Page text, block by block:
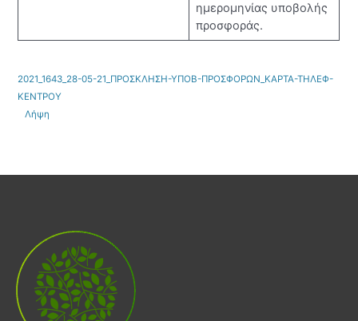
ημερομηνίας υποβολής
προσφοράς.
2021_1643_28-05-21_ΠΡΟΣΚΛΗΣΗ-ΥΠΟΒ-ΠΡΟΣΦΟΡΩΝ_ΚΑΡΤΑ-ΤΗΛΕΦ-
ΚΕΝΤΡΟΥ
Λήψη